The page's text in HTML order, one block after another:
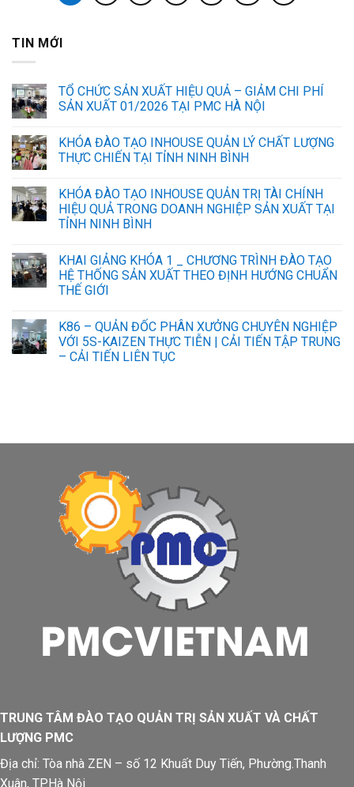
TIN MỚI
TỔ CHỨC SẢN XUẤT HIỆU QUẢ – GIẢM CHI PHÍ
SẢN XUẤT 01/2026 TẠI PMC HÀ NỘI
KHÓA ĐÀO TẠO INHOUSE QUẢN LÝ CHẤT LƯỢNG
THỰC CHIẾN TẠI TỈNH NINH BÌNH
KHÓA ĐÀO TẠO INHOUSE QUẢN TRỊ TÀI CHÍNH
HIỆU QUẢ TRONG DOANH NGHIỆP SẢN XUẤT TẠI
TỈNH NINH BÌNH
KHAI GIẢNG KHÓA 1 _ CHƯƠNG TRÌNH ĐÀO TẠO
HỆ THỐNG SẢN XUẤT THEO ĐỊNH HƯỚNG CHUẨN
THẾ GIỚI
K86 – QUẢN ĐỐC PHÂN XƯỞNG CHUYÊN NGHIỆP
VỚI 5S-KAIZEN THỰC TIỄN | CẢI TIẾN TẬP TRUNG
– CẢI TIẾN LIÊN TỤC
TRUNG TÂM ĐÀO TẠO QUẢN TRỊ SẢN XUẤT VÀ CHẤT
LƯỢNG PMC
Địa chỉ: Tòa nhà ZEN – số 12 Khuất Duy Tiến, Phường.Thanh
Xuân, TP.Hà Nội